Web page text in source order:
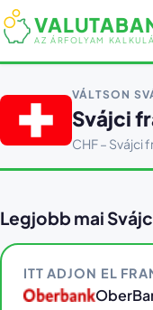
AZ ÁRFOLYAM
VÁLTSON
Svájci
CHF – Svájci
Legjobb mai
ITT ADJON EL